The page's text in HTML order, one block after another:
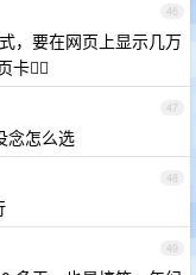
46
，要在网页上显示几万
😮‍💨
47
念怎么选
48
49